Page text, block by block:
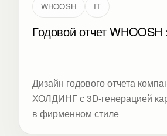
WHOOSH IT
Годовой отчет WHOOSH
Дизайн годового отчета
ХОЛДИНГ с 3D-генерацией
в фирменном стиле